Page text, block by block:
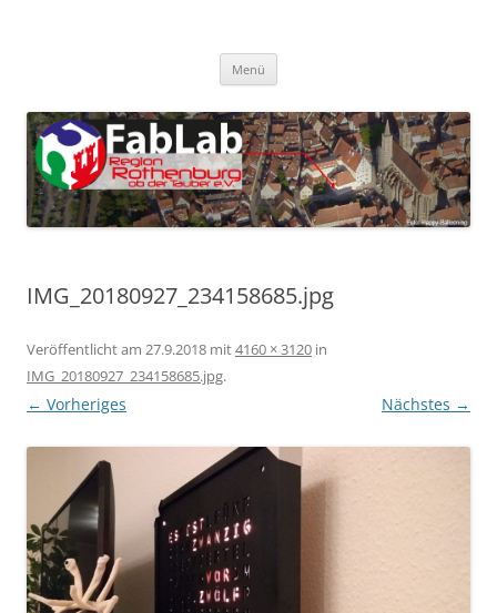
Menü
IMG_20180927_234158685.jpg
Veröffentlicht am 27.9.2018 mit4160 × 3120 in
IMG_20180927_234158685.jpg.
← Vorheriges Nächstes →